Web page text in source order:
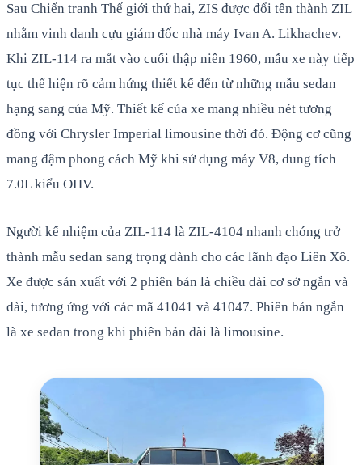
Sau Chiến tranh Thế giới thứ hai, ZIS được đổi tên thành ZIL
nhằm vinh danh cựu giám đốc nhà máy Ivan A. Likhachev.
Khi ZIL-114 ra mắt vào cuối thập niên 1960, mẫu xe này tiếp
tục thể hiện rõ cảm hứng thiết kế đến từ những mẫu sedan
hạng sang của Mỹ. Thiết kế của xe mang nhiều nét tương
đồng với Chrysler Imperial limousine thời đó. Động cơ cũng
mang đậm phong cách Mỹ khi sử dụng máy V8, dung tích
7.0L kiểu OHV.
Người kế nhiệm của ZIL-114 là ZIL-4104 nhanh chóng trở
thành mẫu sedan sang trọng dành cho các lãnh đạo Liên Xô.
Xe được sản xuất với 2 phiên bản là chiều dài cơ sở ngắn và
dài, tương ứng với các mã 41041 và 41047. Phiên bản ngắn
là xe sedan trong khi phiên bản dài là limousine.